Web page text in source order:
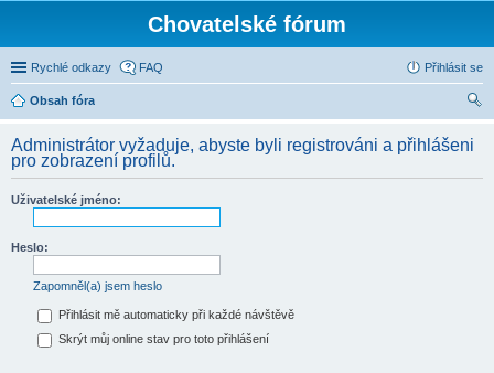
Chovatelské fórum
Rychlé odkazy FAQ Přihlásit se
Obsah fóra
Administrátor vyžaduje, abyste byli registrováni a přihlášeni
pro zobrazení profilů.
Uživatelské jméno:
Heslo:
Zapomněl(a) jsem heslo
Přihlásit mě automaticky při každé návštěvě
Skrýt můj online stav pro toto přihlášení